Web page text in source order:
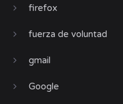
firefox
fuerza de voluntad
gmail
Google